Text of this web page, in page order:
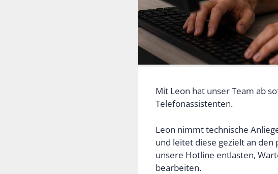
Mit Leon hat unser Team ab
Telefonassistenten.
Leon nimmt technische
und leitet diese gezielt an
unsere Hotline entlasten,
bearbeiten.